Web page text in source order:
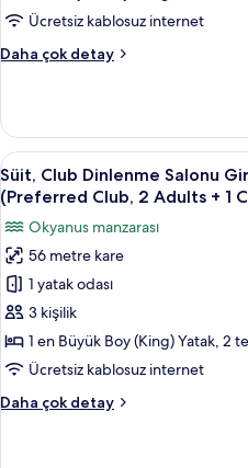
Club)
tüm
Ücretsiz kablosuz internet
Daha çok detay
Süit,
Girişi,
Okyanus
Manzaralı
(Preferred
Club)
hakkında
daha
fazla
detay
Süit,
Club
Dinlenme
Salonu
Girişi,
Okyanus
Manzaralı
(Preferred
Club,
Adults
9
Süit, Club Dinlenme Salonu
(Preferred Club, 2 Adults + 1
Okyanus manzarası
56 metre kare
1 yatak odası
3 kişilik
1 en Büyük Boy (King) Yatak, 2
Ücretsiz kablosuz internet
Daha çok detay
Süit,